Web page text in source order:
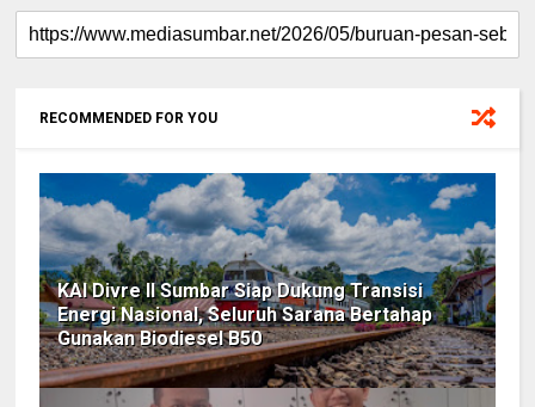
RECOMMENDED FOR YOU
KAI Divre II Sumbar Siap Dukung Transisi
Energi Nasional, Seluruh Sarana Bertahap
Gunakan Biodiesel B50